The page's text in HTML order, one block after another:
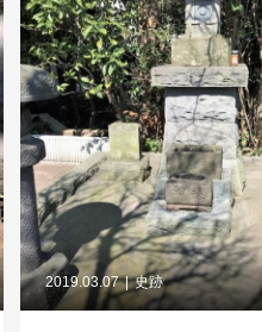
2019.03.07 史跡